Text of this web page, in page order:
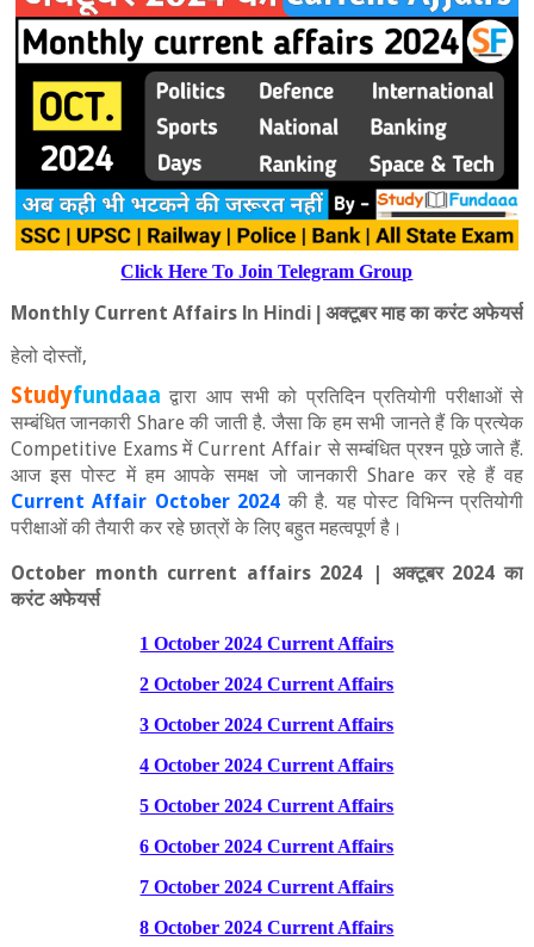
Click Here To Join Telegram Group
Monthly Current Affairs In Hindi | अक्‍टूबर माह का करंट अफेयर्स
हेलो दोस्‍तों,
Studyfundaaa द्वारा आप सभी को प्रतिदिन प्रतियोगी परीक्षाओं से
सम्बंधित जानकारी Shareकी जाती है. जैसा कि हम सभी जानते हैं कि प्रत्‍येक
Competitive ExamsमेंCurrent Affair से सम्बंधित प्रश्न पूछे जाते हैं.
आज इस पोस्ट में हम आपके समक्ष जो जानकारीShareकर रहे हैं वह
Current Affair October 2024 की है. यह पोस्ट विभिन्न प्रतियोगी
परीक्षाओं की तैयारी कर रहे छात्रों के लिए बहुत महत्वपूर्ण है।
October month current affairs 2024 | अक्‍टूबर 2024 का
करंट अफेयर्स
1 October 2024 Current Affairs
2 October 2024 Current Affairs
3 October 2024 Current Affairs
4 October 2024 Current Affairs
5 October 2024 Current Affairs
6 October 2024 Current Affairs
7 October 2024 Current Affairs
8 October 2024 Current Affairs